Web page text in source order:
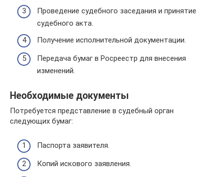
Проведение судебного заседания и принятие
судебного акта.
Получение исполнительной документации.
Передача бумаг в Росреестр для внесения
изменений.
Необходимые документы
Потребуется представление в судебный орган
следующих бумаг:
Паспорта заявителя.
Копий искового заявления.